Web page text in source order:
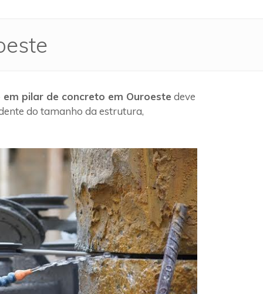
pilar de concreto em Ouroeste deve
do tamanho da estrutura,